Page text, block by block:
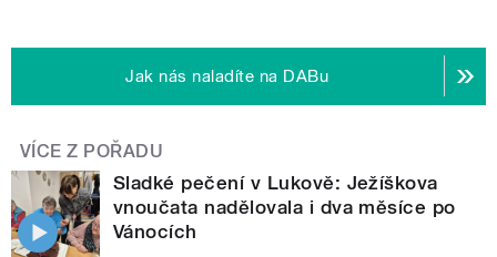
Jak nás naladíte na DABu
VÍCE Z POŘADU
Sladké pečení v Lukově: Ježíškova
vnoučata nadělovala i dva měsíce po
Vánocích